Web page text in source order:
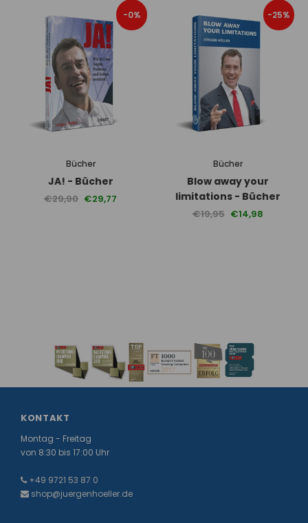
-0%
Bücher
JA! - Bücher
€29,90 €29,77
-25%
Bücher
Blow away your
limitations - Bücher
€19,95 €14,98
KONTAKT
Montag - Freitag
von 8:30 bis 17:00 Uhr
+49 9721 53 87 0
shop@juergenhoeller.de